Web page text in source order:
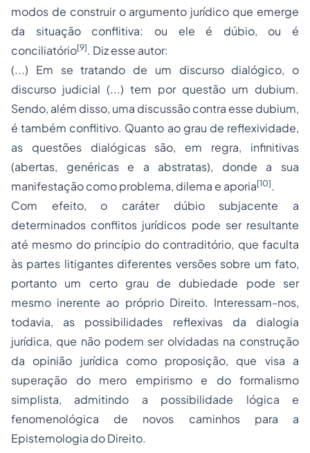
modos de construir o argumento jurídico que emerge
da situação conflitiva: ou ele é dúbio, ou é
conciliatório[9]. Diz esse autor:
(...) Em se tratando de um discurso dialógico, o
discurso judicial (...) tem por questão um dubium.
Sendo, além disso, uma discussão contra esse dubium,
é também conflitivo. Quanto ao grau de reflexividade,
as questões dialógicas são, em regra, infinitivas
(abertas, genéricas e a abstratas), donde a sua
manifestação como problema, dilema e aporia[10].
Com efeito, o caráter dúbio subjacente a
determinados conflitos jurídicos pode ser resultante
até mesmo do princípio do contraditório, que faculta
às partes litigantes diferentes versões sobre um fato,
portanto um certo grau de dubiedade pode ser
mesmo inerente ao próprio Direito. Interessam-nos,
todavia, as possibilidades reflexivas da dialogia
jurídica, que não podem ser olvidadas na construção
da opinião jurídica como proposição, que visa a
superação do mero empirismo e do formalismo
simplista, admitindo a possibilidade lógica e
fenomenológica de novos caminhos para a
Epistemologia do Direito.